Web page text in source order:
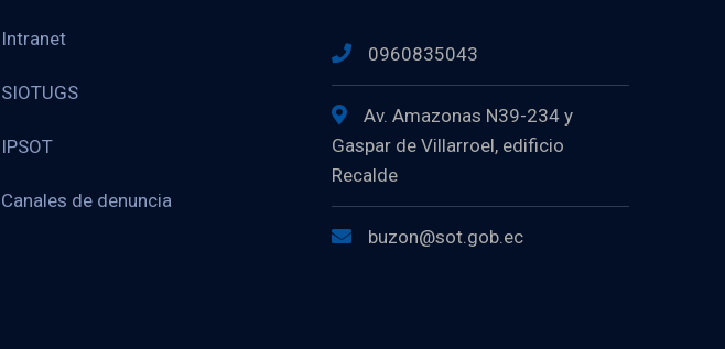
Intranet
SIOTUGS
IPSOT
Canales de denuncia
0960835043
Av. Amazonas N39-234 y
Gaspar de Villarroel, edificio
Recalde
buzon@sot.gob.ec